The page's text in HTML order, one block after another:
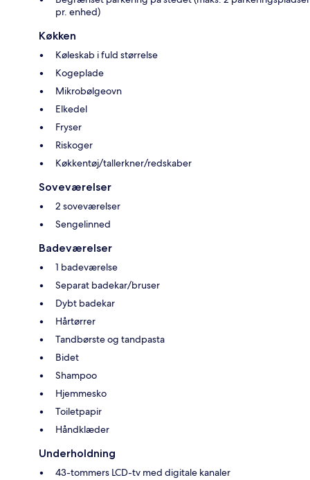
pr. enhed)
Køkken
Køleskab i fuld størrelse
Kogeplade
Mikrobølgeovn
Elkedel
Fryser
Riskoger
Køkkentøj/tallerkner/redskaber
Soveværelser
2 soveværelser
Sengelinned
Badeværelser
1 badeværelse
Separat badekar/bruser
Dybt badekar
Hårtørrer
Tandbørste og tandpasta
Bidet
Shampoo
Hjemmesko
Toiletpapir
Håndklæder
Underholdning
43-tommers LCD-tv med digitale kanaler